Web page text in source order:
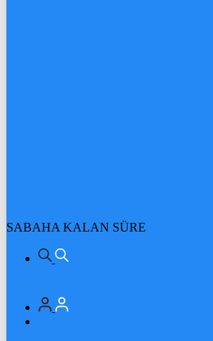
SABAHA KALAN SÜRE